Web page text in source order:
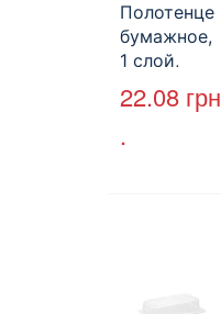
Полотенце
бумажное,
1 слой,
макулатура
, VV тип
22.08 грн
.